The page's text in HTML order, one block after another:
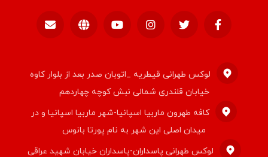
لوکس طهرانی قیطریه _اتوبان صدر بعد از بلوار کاوه
خیابان قلندری شمالی نبش کوچه چهاردهم
کافه طهرون ماربیا اسپانیا-شهر ماربیا اسپانیا و در
میدان اصلی این شهر به نام پورتا بانوس
لوکس طهرانی پاسداران-پاسداران خیابان شهید عراقی